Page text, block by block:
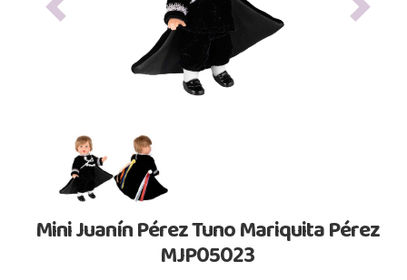
Previous Next
Mini Juanín Pérez Tuno Mariquita Pérez
MJP05023